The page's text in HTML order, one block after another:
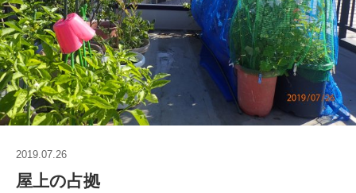
2019.07.26
屋上の占拠